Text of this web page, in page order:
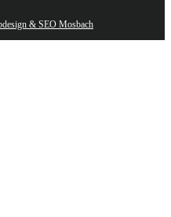
& SEO Mosbach